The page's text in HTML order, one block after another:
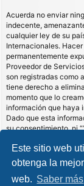
Este sitio web
obtenga la
web. Saber más
Acuerda no enviar
indecente,
cualquier ley de su
Internacionales.
permanentemente
Proveedor de
son registradas como
tiene derecho a
momento que lo
información que haya
Dado que esta
su consentimiento, ni
comprometidos.
Inicio (Web) Foro